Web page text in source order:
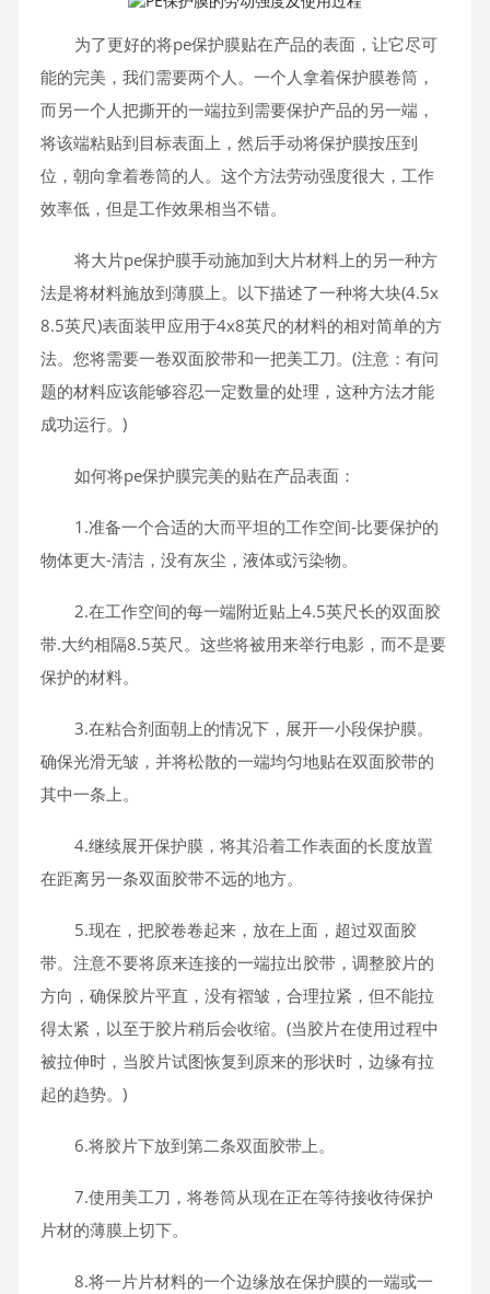
为了更好的将pe保护膜贴在产品的表面，让它尽可
能的完美，我们需要两个人。一个人拿着保护膜卷筒，
而另一个人把撕开的一端拉到需要保护产品的另一端，
将该端粘贴到目标表面上，然后手动将保护膜按压到
位，朝向拿着卷筒的人。这个方法劳动强度很大，工作
效率低，但是工作效果相当不错。
将大片pe保护膜手动施加到大片材料上的另一种方
法是将材料施放到薄膜上。以下描述了一种将大块(4.5x
8.5英尺)表面装甲应用于4x8英尺的材料的相对简单的方
法。您将需要一卷双面胶带和一把美工刀。(注意：有问
题的材料应该能够容忍一定数量的处理，这种方法才能
成功运行。)
如何将pe保护膜完美的贴在产品表面：
1.准备一个合适的大而平坦的工作空间-比要保护的
物体更大-清洁，没有灰尘，液体或污染物。
2.在工作空间的每一端附近贴上4.5英尺长的双面胶
带.大约相隔8.5英尺。这些将被用来举行电影，而不是要
保护的材料。
3.在粘合剂面朝上的情况下，展开一小段保护膜。
确保光滑无皱，并将松散的一端均匀地贴在双面胶带的
其中一条上。
4.继续展开保护膜，将其沿着工作表面的长度放置
在距离另一条双面胶带不远的地方。
5.现在，把胶卷卷起来，放在上面，超过双面胶
带。注意不要将原来连接的一端拉出胶带，调整胶片的
方向，确保胶片平直，没有褶皱，合理拉紧，但不能拉
得太紧，以至于胶片稍后会收缩。(当胶片在使用过程中
被拉伸时，当胶片试图恢复到原来的形状时，边缘有拉
起的趋势。)
6.将胶片下放到第二条双面胶带上。
7.使用美工刀，将卷筒从现在正在等待接收待保护
片材的薄膜上切下。
8.将一片片材料的一个边缘放在保护膜的一端或一